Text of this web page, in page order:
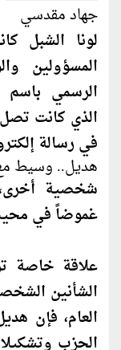
جهاد مقدسي
لونا الشبل كان
المسؤولين
الرسمي باسم
الذي كانت تصل
في رسالة
هديل.. وسيط مع
شخصية
غموضاً في
علاقة خاصة
الشأنين
العام، فإن
الحزب